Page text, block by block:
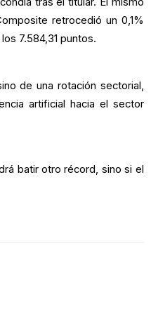
retrocedió un 0,1%
7.584,31 puntos.
de una rotación sectorial,
artificial hacia el sector
batir otro récord, sino si el